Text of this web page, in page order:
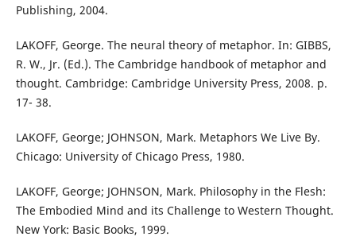
Publishing, 2004.
LAKOFF, George. The neural theory of metaphor. In: GIBBS,
R. W., Jr. (Ed.). The Cambridge handbook of metaphor and
thought. Cambridge: Cambridge University Press, 2008. p.
17- 38.
LAKOFF, George; JOHNSON, Mark. Metaphors We Live By.
Chicago: University of Chicago Press, 1980.
LAKOFF, George; JOHNSON, Mark. Philosophy in the Flesh:
The Embodied Mind and its Challenge to Western Thought.
New York: Basic Books, 1999.